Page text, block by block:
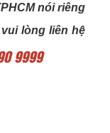
nói riêng
lòng liên hệ
9999